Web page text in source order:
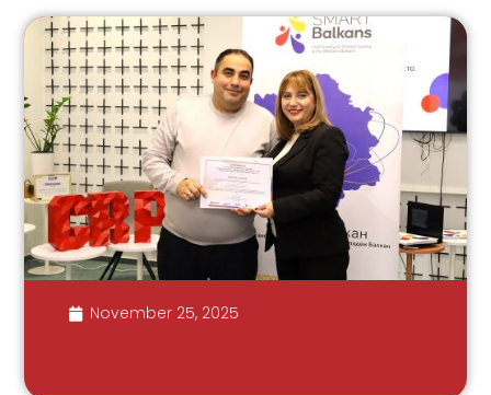
November 25, 2025